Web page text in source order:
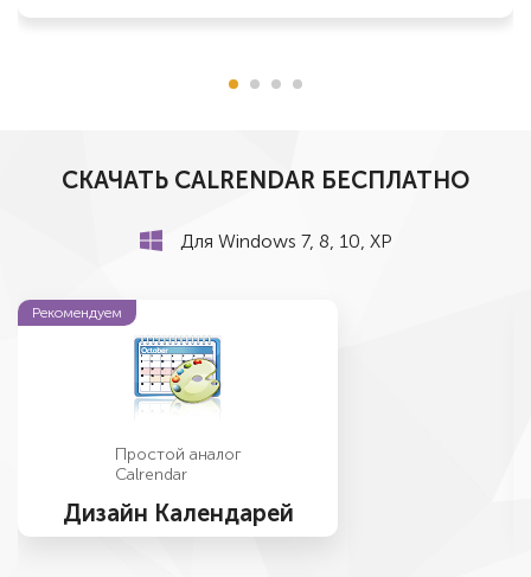
СКАЧАТЬ CALRENDAR БЕСПЛАТНО
Для Windows 7, 8, 10, ХР
Рекомендуем
Простой аналог
Calrendar
Дизайн Календарей